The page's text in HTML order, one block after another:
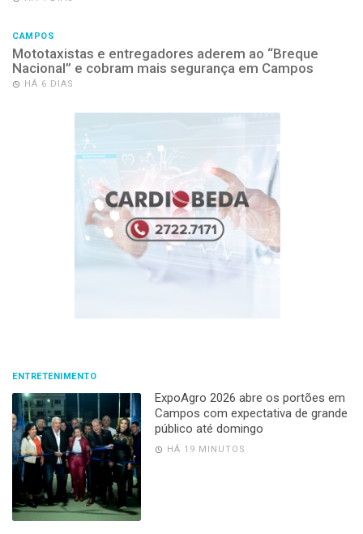
CAMPOS
Mototaxistas e entregadores aderem ao “Breque
Nacional” e cobram mais segurança em Campos
HÁ 6 DIAS
ENTRETENIMENTO
ExpoAgro 2026 abre os portões em
Campos com expectativa de grande
público até domingo
HÁ 19 MINUTOS